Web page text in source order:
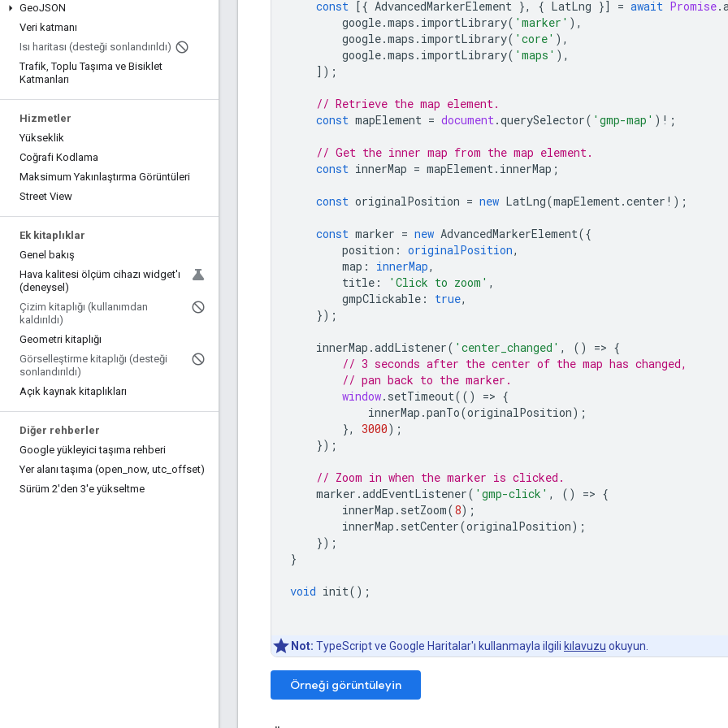
GeoJSON
Veri katmanı
Isı haritası (desteği sonlandırıldı)
Trafik, Toplu Taşıma ve Bisiklet
Katmanları
Hizmetler
Yükseklik
Coğrafi Kodlama
Maksimum Yakınlaştırma Görüntüleri
Street View
Ek kitaplıklar
Genel bakış
Hava kalitesi ölçüm cihazı widget'ı
(deneysel)
Çizim kitaplığı (kullanımdan
kaldırıldı)
Geometri kitaplığı
Görselleştirme kitaplığı (desteği
sonlandırıldı)
Açık kaynak kitaplıkları
Diğer rehberler
Google yükleyici taşıma rehberi
Yer alanı taşıma (open now, utc offset)
Sürüm 2'den 3'e yükseltme
const [{ AdvancedMarkerElement }, { LatLng }] = await Promise.
google.maps . importLibrary( 'marker' ),
google.maps . importLibrary( 'core' ),
google.maps . importLibrary( 'maps' ),
]);
// Retrieve the map element.
const mapElement = document.querySelector( 'gmp-map' ) ! ;
// Get the inner map from the map element.
const innerMap = mapElement. innerMap ;
const originalPosition = new LatLng(mapElement.center ! );
const marker = new AdvancedMarkerElement({
position : originalPosition,
map : innerMap,
title : 'Click to zoom' ,
gmpClickable : true,
});
innerMap .addListener( 'center_changed' , () => {
// 3 seconds after the center of the map has changed,
// pan back to the marker.
window. setTimeout(() => {
innerMap .panTo(originalPosition);
},
3000);
});
// Zoom in when the marker is clicked.
marker .addEventListener( 'gmp-click' , () => {
innerMap . setZoom(8);
innerMap . setCenter(originalPosition);
});
}
void init();
Not: TypeScript ve Google Haritalar'ı kullanmayla ilgili kılavuzu okuyun.
Örneği görüntüleyin